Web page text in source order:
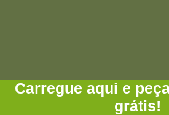
Carregue aqui e
grátis!